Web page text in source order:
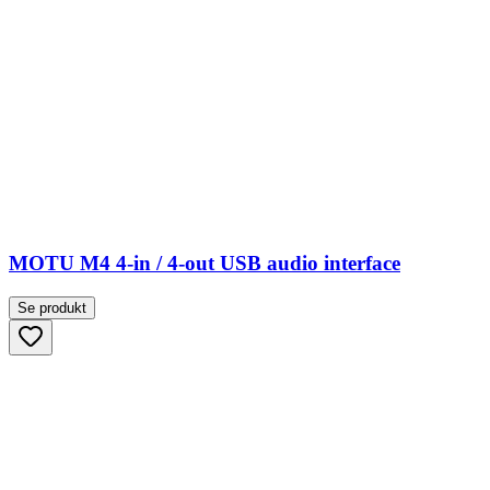
MOTU M4 4-in / 4-out USB audio interface
Se produkt